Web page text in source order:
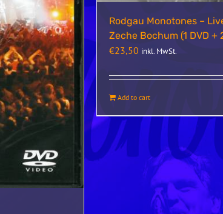
Rodgau Monotones –
Zeche Bochum (1 DVD +
€23,50 inkl. MwSt.
Add to cart